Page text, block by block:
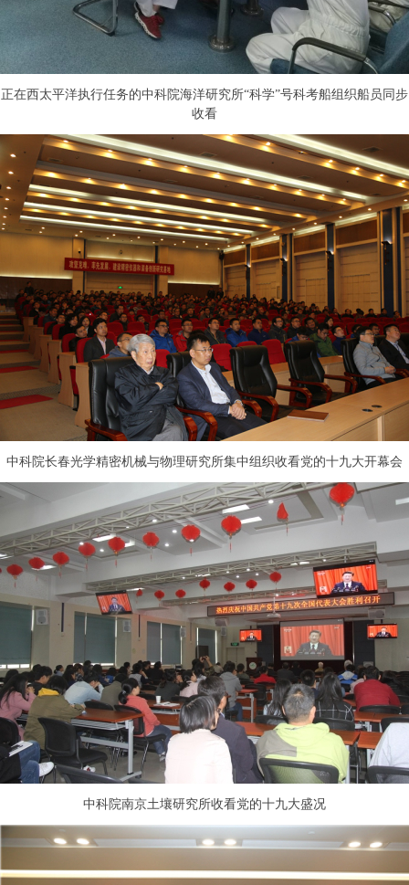
正在西太平洋执行任务的中科院海洋研究所“科学”号科考船组织船员同步
收看
中科院长春光学精密机械与物理研究所集中组织收看党的十九大开幕会
中科院南京土壤研究所收看党的十九大盛况